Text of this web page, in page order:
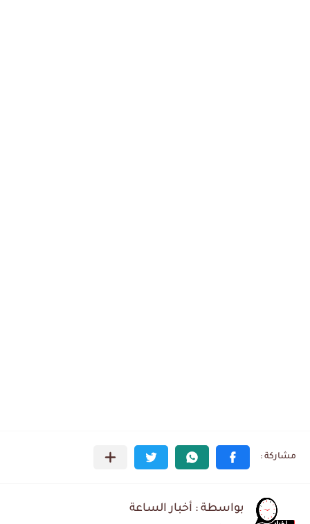
بواسطة : أخبار الساعة